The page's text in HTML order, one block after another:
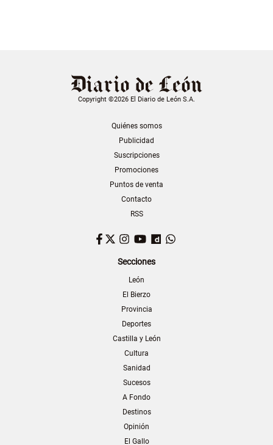
Copyright ©2026 El Diario de León S.A.
Quiénes somos
Publicidad
Suscripciones
Promociones
Puntos de venta
Contacto
RSS
Facebook
TwitterInstagram
YouTubeDailymotion
Secciones
León
El Bierzo
Provincia
Deportes
Castilla y León
Cultura
Sanidad
Sucesos
A Fondo
Destinos
Opinión
El Gallo